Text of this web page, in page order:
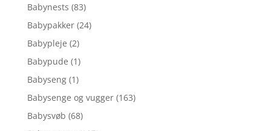
Babynests (83)
Babypakker (24)
Babypleje (2)
Babypude (1)
Babyseng (1)
Babysenge og vugger (163)
Babysvøb (68)